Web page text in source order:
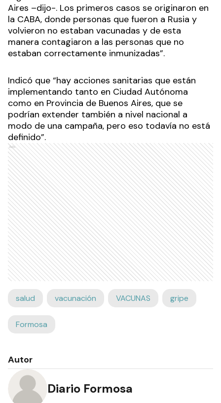
Aires –dijo-. Los primeros casos se originaron en
la CABA, donde personas que fueron a Rusia y
volvieron no estaban vacunadas y de esta
manera contagiaron a las personas que no
estaban correctamente inmunizadas”.
Indicó que “hay acciones sanitarias que están
implementando tanto en Ciudad Autónoma
como en Provincia de Buenos Aires, que se
podrían extender también a nivel nacional a
modo de una campaña, pero eso todavía no está
definido”.
Ads
salud vacunación VACUNAS gripe
Formosa
Autor
Diario Formosa